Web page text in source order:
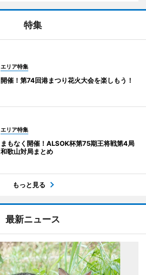
特集
エリア特集
開催！第74回港まつり花火大会を楽しもう！
エリア特集
まもなく開催！ALSOK杯第75期王将戦第4局
和歌山対局まとめ
もっと見る
最新ニュース